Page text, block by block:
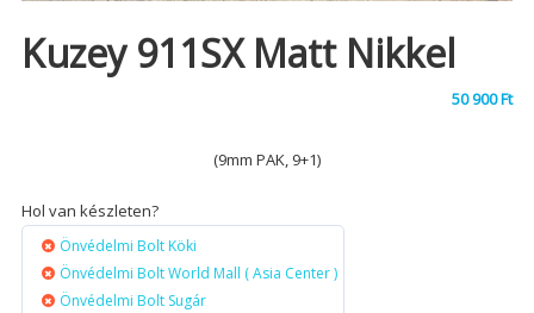
Kuzey 911SX Matt Nikkel
50 900Ft
(9mm PAK, 9+1)
Hol van készleten?
Önvédelmi Bolt Köki
Önvédelmi Bolt World Mall ( Asia Center )
Önvédelmi Bolt Sugár